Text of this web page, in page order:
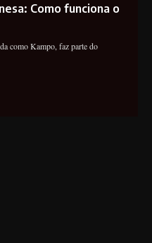
Como funciona o
como Kampo, faz parte do